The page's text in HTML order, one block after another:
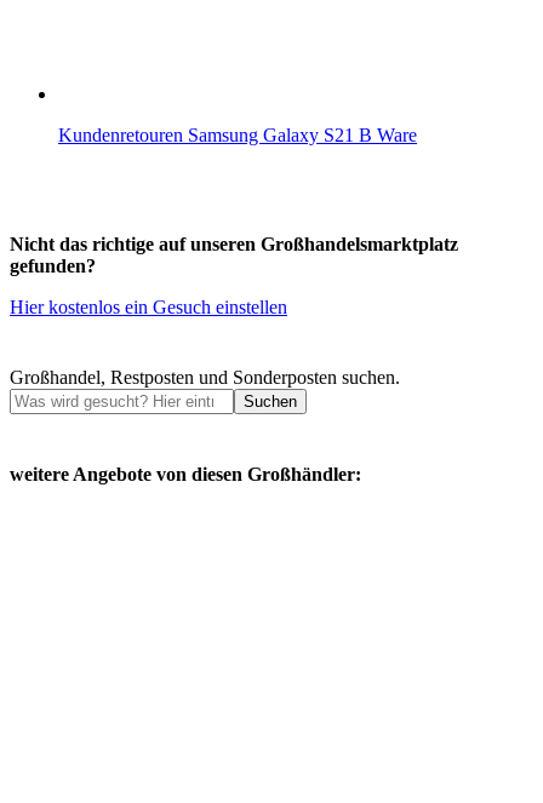
Kundenretouren Samsung Galaxy S21 B Ware
Nicht das richtige auf unseren Großhandelsmarktplatz
gefunden?
Hier kostenlos ein Gesuch einstellen
Großhandel, Restposten und Sonderposten suchen.
Suchen
weitere Angebote von diesen Großhändler: